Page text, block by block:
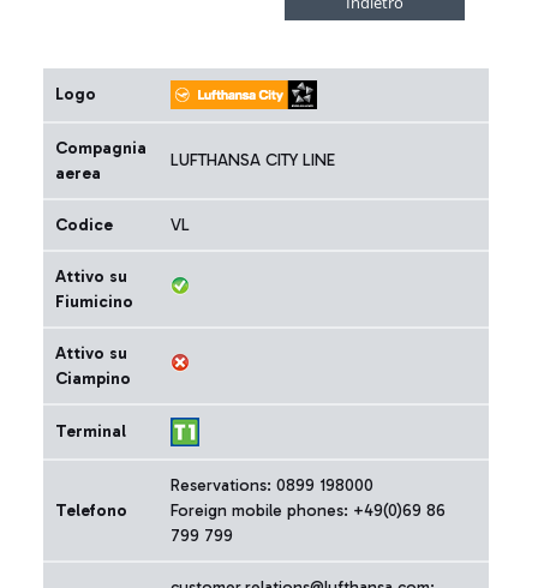
Logo
Compagnia
aerea
LUFTHANSA CITY LINE
Codice VL
Attivo su
Fiumicino
Attivo su
Ciampino
Terminal
Telefono
Reservations: 0899 198000
Foreign mobile phones: +49(0)69 86
799 799